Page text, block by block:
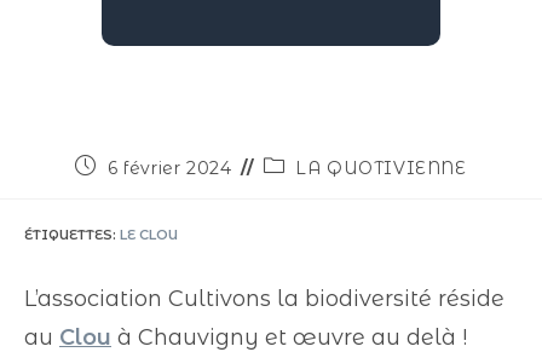
6 février 2024 LA QUOTIVIENNE
ÉTIQUETTES: LE CLOU
L’association Cultivons la biodiversité réside
au Clou à Chauvigny et œuvre au delà !